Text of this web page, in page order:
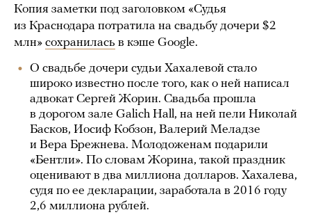
Копия заметки под заголовком «Судья
из Краснодара потратила на свадьбу дочери $2
млн» сохранилась в кэше Google.
О свадьбе дочери судьи Хахалевой стало
широко известно после того, как о ней написал
адвокат Сергей Жорин. Свадьба прошла
в дорогом зале Galich Hall, на ней пели Николай
Басков, Иосиф Кобзон, Валерий Меладзе
и Вера Брежнева. Молодоженам подарили
«Бентли». По словам Жорина, такой праздник
оценивают в два миллиона долларов. Хахалева,
судя по ее декларации, заработала в 2016 году
2,6 миллиона рублей.